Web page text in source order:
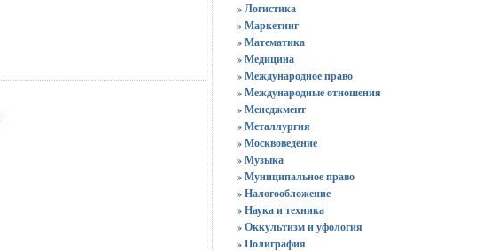
» Логистика
» Маркетинг
» Математика
» Медицина
» Международное право
» Международные отношения
» Менеджмент
» Металлургия
» Москвоведение
» Музыка
» Муниципальное право
» Налогообложение
» Наука и техника
» Оккультизм и уфология
» Полиграфия